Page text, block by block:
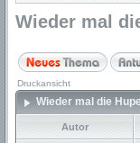
Wieder mal
Druckansicht
Wieder mal die
Autor